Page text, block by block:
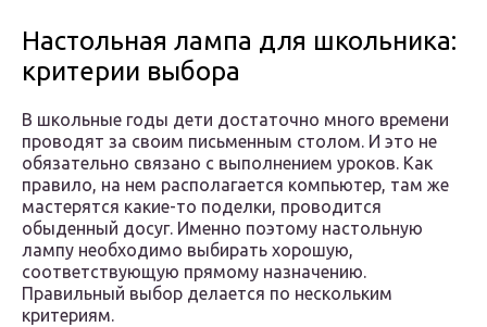
Настольная лампа для школьника:
критерии выбора
В школьные годы дети достаточно много времени
проводят за своим письменным столом. И это не
обязательно связано с выполнением уроков. Как
правило, на нем располагается компьютер, там же
мастерятся какие-то поделки, проводится
обыденный досуг. Именно поэтому настольную
лампу необходимо выбирать хорошую,
соответствующую прямому назначению.
Правильный выбор делается по нескольким
критериям.